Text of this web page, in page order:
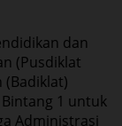
dan
(Pusdiklat
(Badiklat)
1 untuk
Administrasi